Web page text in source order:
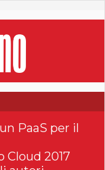
PaaS per il
Cloud 2017